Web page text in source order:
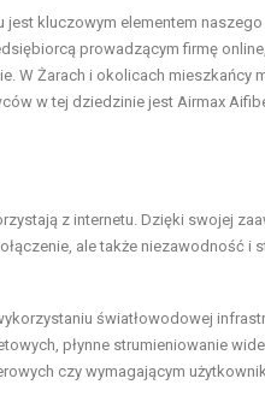
kluczowym elementem
prowadzącym firmę
W Żarach i okolicach mieszkańcy
w tej dziedzinie jest Airmax
z internetu. Dzięki swojej
ale także niezawodność i
światłowodowej
płynne strumieniowanie
czy wymagającym